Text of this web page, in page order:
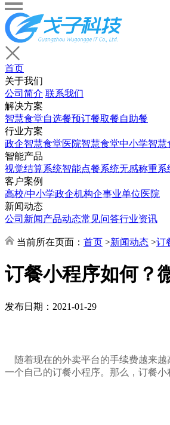
首页
关于我们
公司简介 联系我们
解决方案
智慧食堂自选餐预订餐取餐自助餐
行业方案
政企智慧食堂医院智慧食堂中小学智慧
智能产品
视觉结算系统智能点餐系统无感称重系
客户案例
高校/中小学政企机构企事业单位医院
新闻动态
公司新闻产品动态常见问答行业资讯
当前所在页面： 首页 >新闻动态 >订
订餐小程序如何？
发布日期：2021-01-29
随着现在的外卖平台的手续费越来越
一个自己的订餐小程序。那么，订餐